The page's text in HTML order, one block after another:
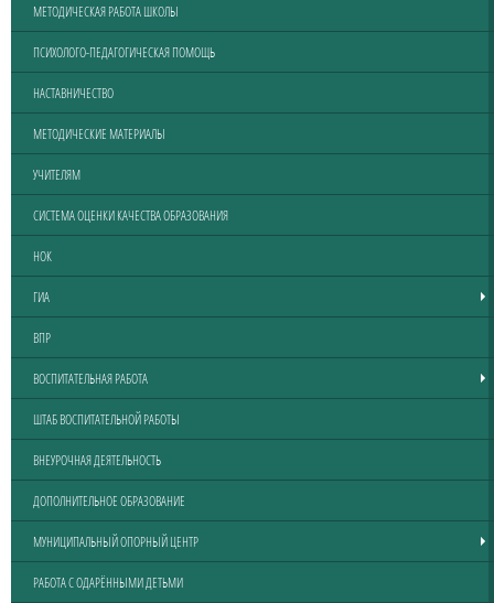
МЕТОДИЧЕСКАЯ РАБОТА ШКОЛЫ
ПСИХОЛОГО-ПЕДАГОГИЧЕСКАЯ ПОМОЩЬ
НАСТАВНИЧЕСТВО
МЕТОДИЧЕСКИЕ МАТЕРИАЛЫ
УЧИТЕЛЯМ
СИСТЕМА ОЦЕНКИ КАЧЕСТВА ОБРАЗОВАНИЯ
НОК
ГИА
ВПР
ВОСПИТАТЕЛЬНАЯ РАБОТА
ШТАБ ВОСПИТАТЕЛЬНОЙ РАБОТЫ
ВНЕУРОЧНАЯ ДЕЯТЕЛЬНОСТЬ
ДОПОЛНИТЕЛЬНОЕ ОБРАЗОВАНИЕ
МУНИЦИПАЛЬНЫЙ ОПОРНЫЙ ЦЕНТР
РАБОТА С ОДАРЁННЫМИ ДЕТЬМИ